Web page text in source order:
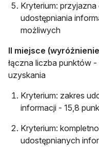
Kryterium:
udostępniania
możliwych
II miejsce
łączna liczba punktów
uzyskania
Kryterium: zakres
informacji - 15,8
Kryterium:
udostępnianych